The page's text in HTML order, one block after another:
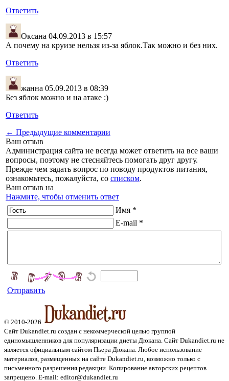
Ответить
Оксана 04.09.2013 в 15:57
А почему на круизе нельзя из-за яблок.Так можно и без них.
Ответить
жанна 05.09.2013 в 08:39
Без яблок можно и на атаке :)
Ответить
← Предыдущие комментарии
Ваш отзыв
Администрация сайта не всегда может ответить на все ваши
вопросы, поэтому не стесняйтесь помогать друг другу.
Прежде чем задать вопрос по поводу продуктов питания,
ознакомьтесь, пожалуйста, со списком.
Ваш отзыв на
Нажмите, чтобы отменить ответ
Имя *
E-mail *
Отправить
© 2010-2026
Сайт Dukandiet.ru создан с некоммерческой целью группой
единомышленников для популяризации диеты Дюкана. Сайт Dukandiet.ru не
является официальным сайтом Пьера Дюкана. Любое использование
материалов, размещенных на сайте Dukandiet.ru, возможно только с
письменного разрешения редакции. Копирование авторских рецептов
запрещено. E-mail: editor@dukandiet.ru